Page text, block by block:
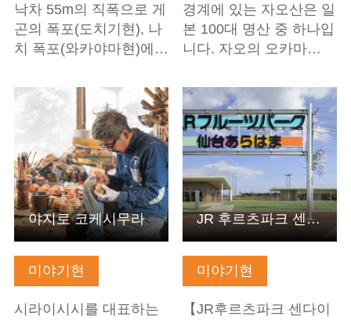
낙차 55m의 직폭으로 게
곤의 폭포(도치기현), 나
치 폭포(와카야마현)에…
경계에 있는 자오산은 일
본 100대 명산 중 하나입
니다. 자오의 오카마…
미야기현
시라이시시를 대표하는
기본정보 보기
야지로 코케시무라
미야기현
【JR후르츠파크 센다이
기본정보 보기
JR 후르츠파크 센다이 아라하마